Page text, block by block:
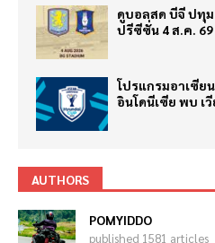
ดูบอลสด บีจี ปทุ
ปรีซีซั่น 4 ส.ค. 69
โปรแกรมอาเซีย
อินโดนีเซีย พบ เ
AUTHORS
POMYIDDO
published 1581 articles